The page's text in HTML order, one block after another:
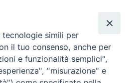
Notizie dal governo generale
Notizie in breve
RISORSE
simili per
il tuo consenso, anche per
e funzionalità semplici",
"misurazione" e